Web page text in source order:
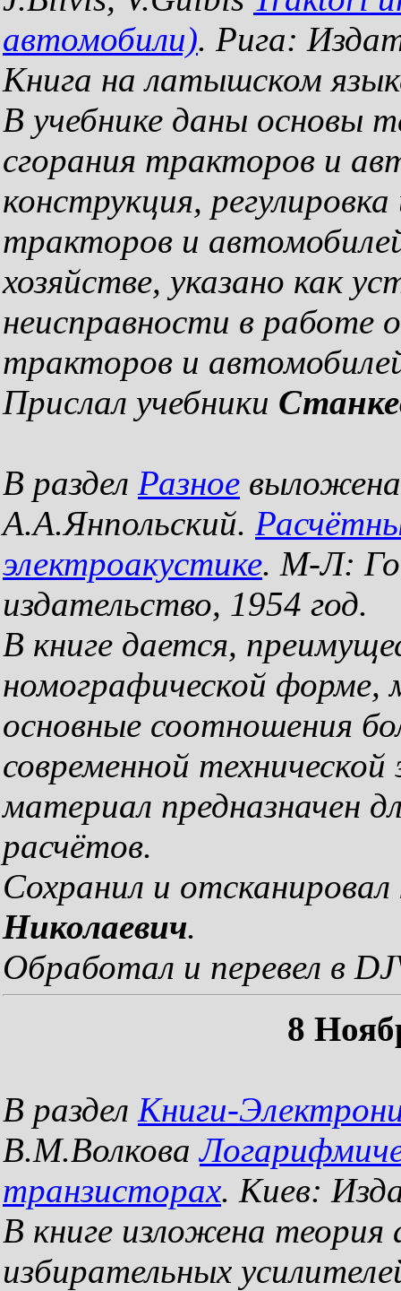
автомобили). Рига:
Книга на латышском
В учебнике даны основы
сгорания тракторов и
конструкция,
тракторов и
хозяйстве, указано как
неисправности в работе
тракторов и
Прислал учебники
В раздел Разное
А.А.Янпольский.
электроакустике. М-Л:
издательство, 1954 год.
В книге дается,
номографической
основные соотношения
современной
материал предназначен
расчётов.
Сохранил и отсканировал
Николаевич.
Обработал и перевел в
8
В раздел Книги-
В.М.Волкова
транзисторах. Киев:
В книге изложена теория
избирательных